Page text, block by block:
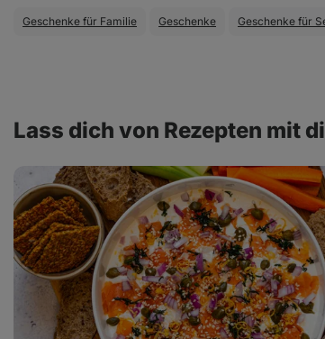
Geschenke für Familie Geschenke Geschenke für
Lass dich von Rezepten mit
Servierplatte
Räucherlachs
und
Crackern